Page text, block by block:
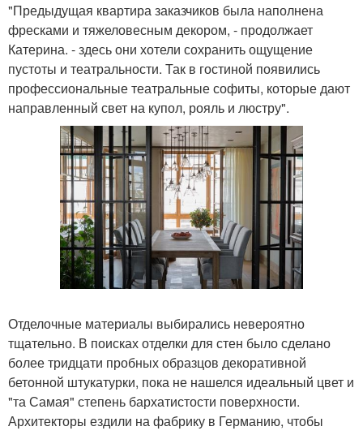
"Предыдущая квартира заказчиков была наполнена
фресками и тяжеловесным декором, - продолжает
Катерина. - здесь они хотели сохранить ощущение
пустоты и театральности. Так в гостиной появились
профессиональные театральные софиты, которые дают
направленный свет на купол, рояль и люстру".
Отделочные материалы выбирались невероятно
тщательно. В поисках отделки для стен было сделано
более тридцати пробных образцов декоративной
бетонной штукатурки, пока не нашелся идеальный цвет и
"та Самая" степень бархатистости поверхности.
Архитекторы ездили на фабрику в Германию, чтобы